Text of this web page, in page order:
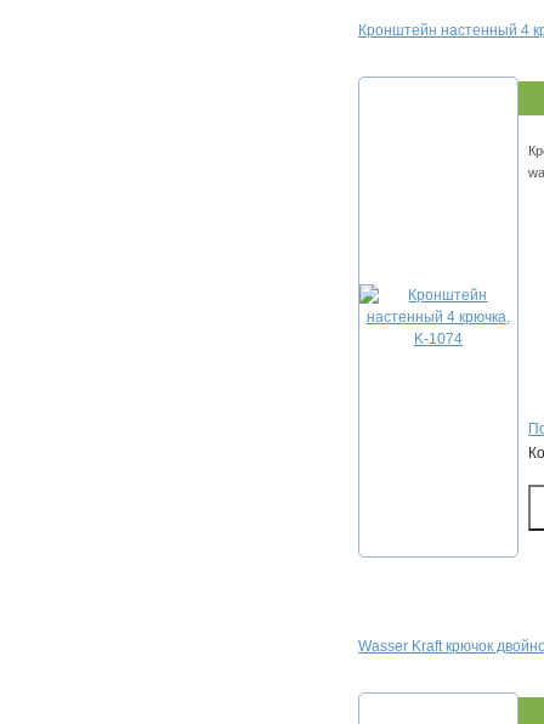
Кронштейн настенный 4
Wasser Kraft крючок